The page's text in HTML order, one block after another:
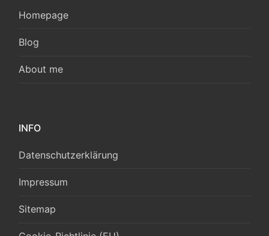
Homepage
Blog
About me
INFO
Datenschutzerklärung
Impressum
Sitemap